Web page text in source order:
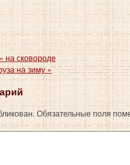
на сковороде
на зиму»
Обязательные поля